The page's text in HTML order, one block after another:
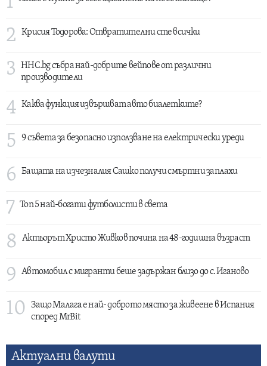
2 Крисия Тодорова: Отвратителни сте всички
3
HHC.bg събра най-добрите вейпове от различни
производители
4 Каква функция извършват авто биалетките?
5 9 съвета за безопасно използване на електрически уреди
6 Бащата на изчезналия Сашко получи смъртни заплахи
7 Топ 5 най-богати футболисти в света
8 Актьорът Христо Живков почина на 48-годишна възраст
9 Автомобил с мигранти беше задържан близо до с. Иганово
10
Защо Малага е най- доброто място за живеене в Испания
според MrBit
Актуални валути